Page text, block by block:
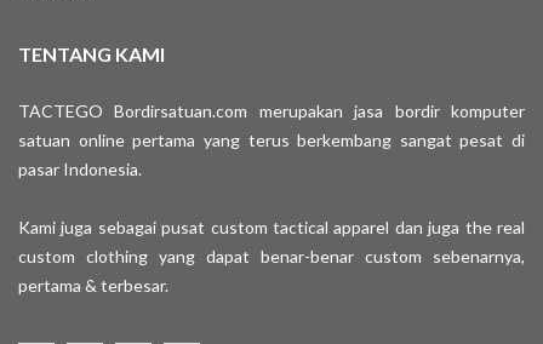
TENTANG KAMI
TACTEGO Bordirsatuan.com merupakan jasa bordir komputer
satuan online pertama yang terus berkembang sangat pesat di
pasar Indonesia.
Kami juga sebagai pusat custom tactical apparel dan juga the real
custom clothing yang dapat benar-benar custom sebenarnya,
pertama & terbesar.